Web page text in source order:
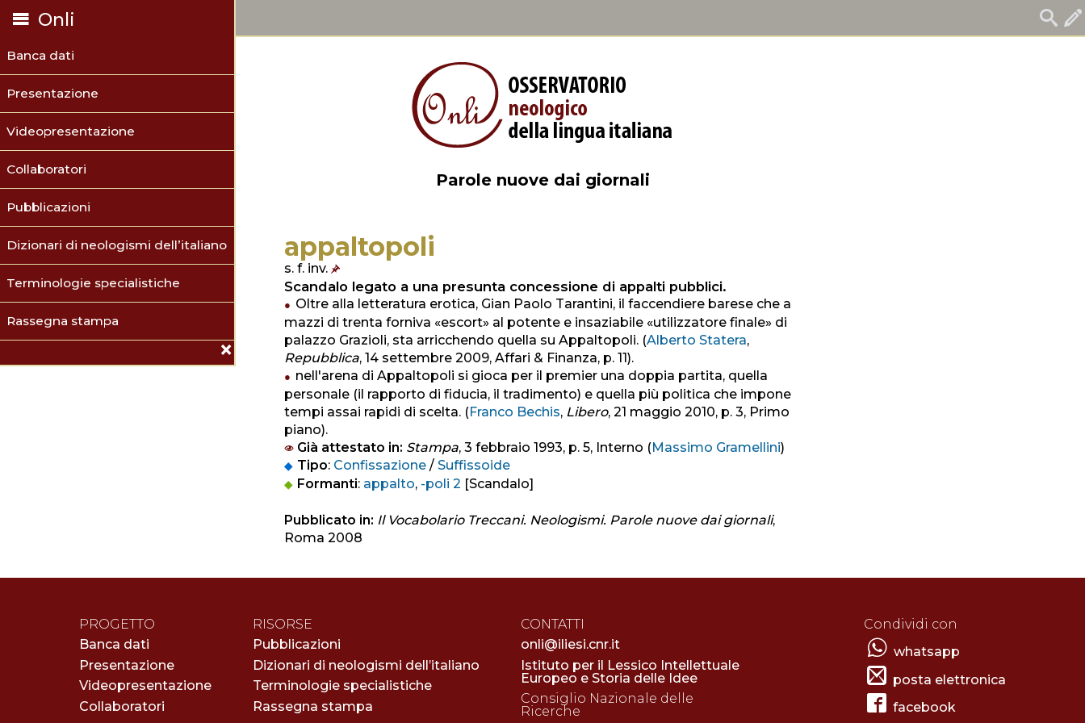
Onli
Banca dati
Presentazione
Videopresentazione
Collaboratori
Pubblicazioni
Dizionari di neologismi dell’italiano
Terminologie specialistiche
Rassegna stampa
Parole nuove dai giornali
appaltopoli
s. f. inv.
Scandalo legato a una presunta concessione di appalti pubblici.
Oltre alla letteratura erotica, Gian Paolo Tarantini, il faccendiere barese che a
mazzi di trenta forniva «escort» al potente e insaziabile «utilizzatore finale» di
palazzo Grazioli, sta arricchendo quella su Appaltopoli. (Alberto Statera,
Repubblica, 14 settembre 2009, Affari & Finanza, p. 11).
nell'arena di Appaltopoli si gioca per il premier una doppia partita, quella
personale (il rapporto di fiducia, il tradimento) e quella più politica che impone
tempi assai rapidi di scelta. (Franco Bechis, Libero, 21 maggio 2010, p. 3, Primo
piano).
Già attestato in: Stampa, 3 febbraio 1993, p. 5, Interno (Massimo Gramellini)
Tipo: Confissazione /Suffissoide
Formanti: appalto, -poli 2 [Scandalo]
Pubblicato in: Il Vocabolario Treccani. Neologismi. Parole nuove dai giornali,
Roma 2008
PROGETTO
Banca dati
Presentazione
Videopresentazione
Collaboratori
RISORSE
Pubblicazioni
Dizionari di neologismi dell’italiano
Terminologie specialistiche
Rassegna stampa
CONTATTI
onli@iliesi.cnr.it
Istituto per il Lessico Intellettuale
Europeo e Storia delle Idee
Consiglio Nazionale delle
Ricerche
Condividi con
whatsapp
posta elettronica
facebook